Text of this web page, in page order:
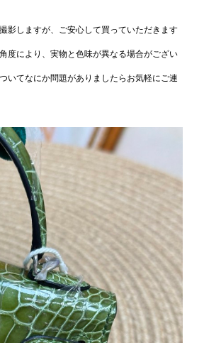
影しますが、ご安心して買っていただきます
度により、実物と色味が異なる場合がござい
いてなにか問題がありましたらお気軽にご連